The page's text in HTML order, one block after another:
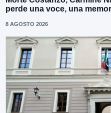
perde una voce, una
8 AGOSTO 2026